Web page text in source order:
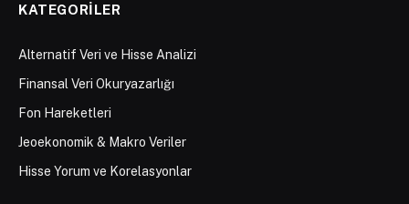
KATEGORILER
Alternatif Veri ve Hisse Analizi
Finansal Veri Okuryazarlığı
Fon Hareketleri
Jeoekonomik & Makro Veriler
Hisse Yorum ve Korelasyonlar